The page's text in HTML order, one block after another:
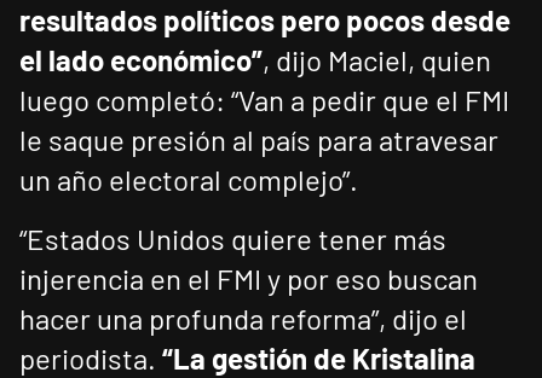
resultados políticos pero pocos desde
el lado económico”, dijo Maciel, quien
luego completó: “Van a pedir que el FMI
le saque presión al país para atravesar
un año electoral complejo”.
“Estados Unidos quiere tener más
injerencia en el FMI y por eso buscan
hacer una profunda reforma”, dijo el
periodista. “La gestión de Kristalina